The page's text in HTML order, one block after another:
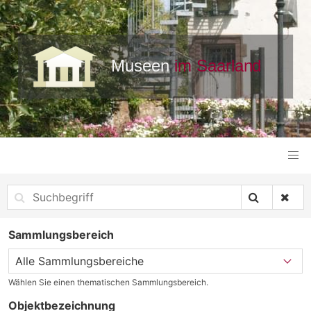
Sammlungsbereich
Wählen Sie einen thematischen Sammlungsbereich.
Objektbezeichnung